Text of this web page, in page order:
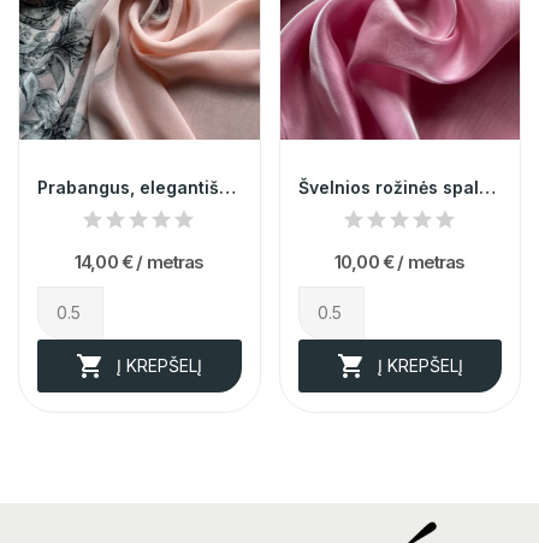
Prabangus, elegantiškas, labai švelnus, rožinis...
14,00 € / metras
 Į KREPŠELĮ
Švelnios rožinės spalvos organza
10,00 € / metras
 Į KREPŠELĮ